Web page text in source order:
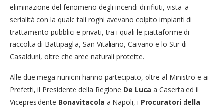
eliminazione del fenomeno degli incendi di rifiuti, vista la
serialità con la quale tali roghi avevano colpito impianti di
trattamento pubblici e privati, tra i quali le piattaforme di
raccolta di Battipaglia, San Vitaliano, Caivano e lo Stir di
Casalduni, oltre che aree naturali protette.
Alle due mega riunioni hanno partecipato, oltre al Ministro e ai
Prefetti, il Presidente della Regione De Luca a Caserta ed il
Vicepresidente Bonavitacola a Napoli, i Procuratori della